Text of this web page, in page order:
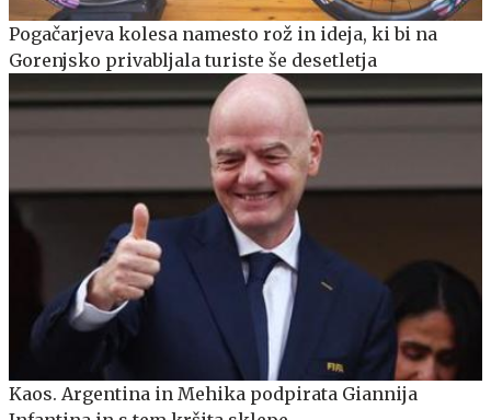
Pogačarjeva kolesa namesto rož in ideja, ki bi na
Gorenjsko privabljala turiste še desetletja
Kaos. Argentina in Mehika podpirata Giannija